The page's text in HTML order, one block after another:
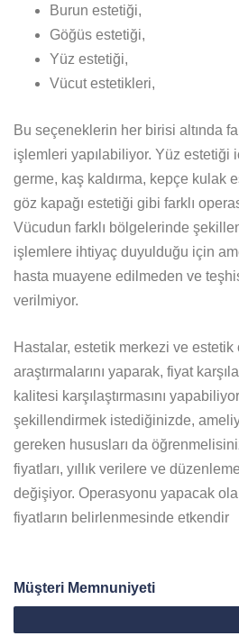
Burun estetiği,
Göğüs estetiği,
Yüz estetiği,
Vücut estetikleri,
Bu seçeneklerin her birisi altında
işlemleri yapılabiliyor. Yüz estetiği
germe, kaş kaldırma, kepçe kulak
göz kapağı estetiği gibi farklı
Vücudun farklı bölgelerinde
işlemlere ihtiyaç duyulduğu için
hasta muayene edilmeden ve
verilmiyor.
Hastalar, estetik merkezi ve estetik
araştırmalarını yaparak, fiyat
kalitesi karşılaştırmasını
şekillendirmek istediğinizde,
gereken hususları da
fiyatları, yıllık verilere ve
değişiyor. Operasyonu yapacak
fiyatların belirlenmesinde etkendir
Müşteri Memnuniyeti